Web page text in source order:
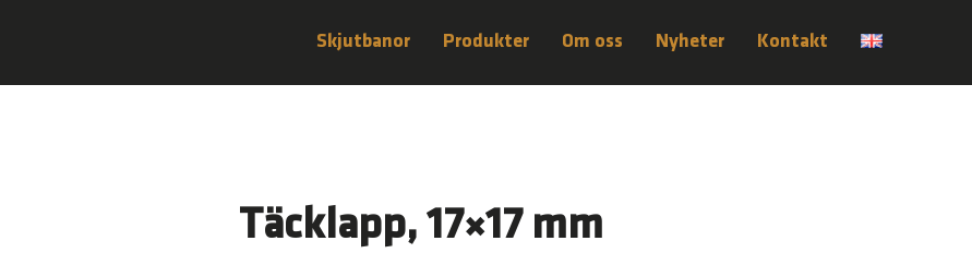
Skjutbanor Produkter Om oss Nyheter Kontakt
Täcklapp, 17×17 mm